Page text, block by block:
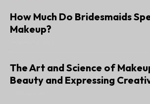
How Much Do Bridesmaids
Makeup?
The Art and Science of
Beauty and Expressing